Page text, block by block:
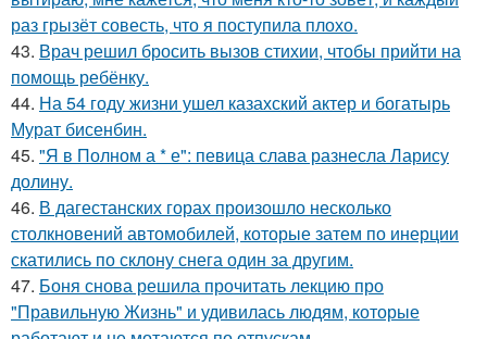
раз грызёт совесть, что я поступила плохо.
43. Врач решил бросить вызов стихии, чтобы прийти на
помощь ребёнку.
44. На 54 году жизни ушел казахский актер и богатырь
Мурат бисенбин.
45. "Я в Полном а * е": певица слава разнесла Ларису
долину.
46. В дагестанских горах произошло несколько
столкновений автомобилей, которые затем по инерции
скатились по склону снега один за другим.
47. Боня снова решила прочитать лекцию про
"Правильную Жизнь" и удивилась людям, которые